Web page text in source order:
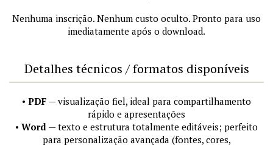
Nenhuma inscrição. Nenhum custo oculto. Pronto para uso
imediatamente após o download.
Detalhes técnicos / formatos disponíveis
• PDF — visualização fiel, ideal para compartilhamento
rápido e apresentações
• Word — texto e estrutura totalmente editáveis; perfeito
para personalização avançada (fontes, cores,